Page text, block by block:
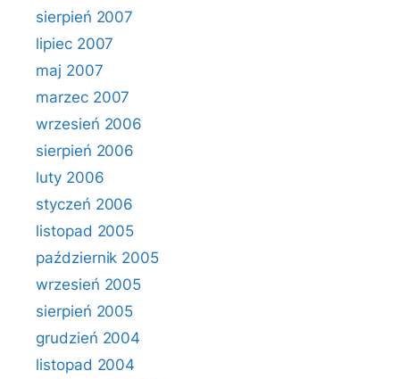
sierpień 2007
lipiec 2007
maj 2007
marzec 2007
wrzesień 2006
sierpień 2006
luty 2006
styczeń 2006
listopad 2005
październik 2005
wrzesień 2005
sierpień 2005
grudzień 2004
listopad 2004